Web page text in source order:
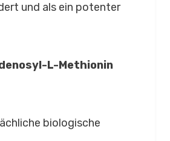
und als ein potenter
L-Methionin
biologische